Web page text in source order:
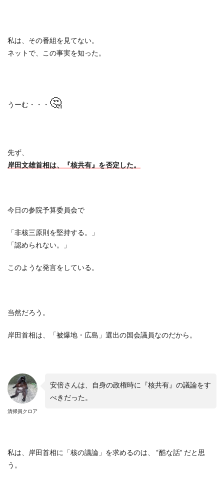
私は、その番組を見てない。
ネットで、この事実を知った。
うーむ・・・ 🤔
先ず、
岸田文雄首相は、『核共有』を否定した。
今日の参院予算委員会で
「非核三原則を堅持する。」
「認められない。」
このような発言をしている。
当然だろう。
岸田首相は、「被爆地・広島」選出の国会議員なのだから。
清掃員クロア
安倍さんは、自身の政権時に『核共有』の議論をす
べきだった。
私は、岸田首相に「核の議論」を求めるのは、 “酷な話” だと思
う。